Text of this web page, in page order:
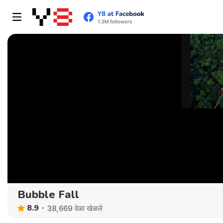
Bubble Fall
8.9 38,669 वेळा खेळले